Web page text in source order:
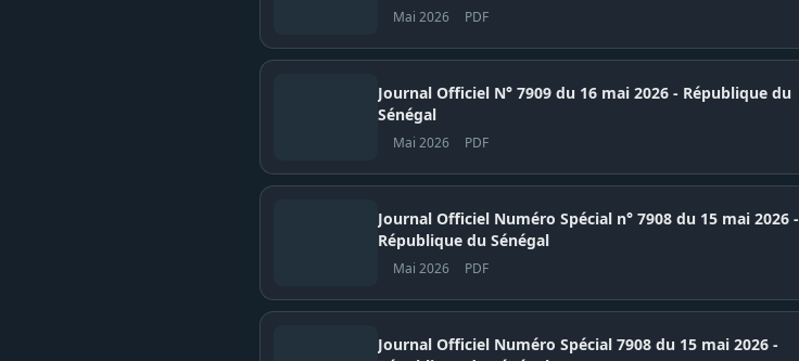
Mai 2026 PDF
Journal Officiel N° 7909 du 16 mai 2026 - République du
Sénégal
Mai 2026 PDF
Journal Officiel Numéro Spécial n° 7908 du 15 mai 2026 -
République du Sénégal
Mai 2026 PDF
Journal Officiel Numéro Spécial 7908 du 15 mai 2026 -